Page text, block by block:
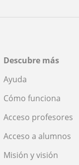
Descubre más
Ayuda
Cómo funciona
Acceso profesores
Acceso a alumnos
Misión y visión